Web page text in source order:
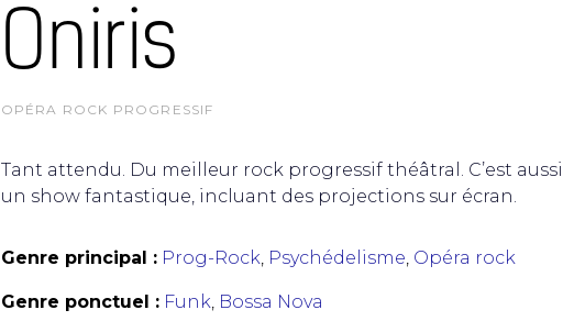
Oniris
OPÉRA ROCK PROGRESSIF
Tant attendu. Du meilleur rock progressif théâtral. C’est aussi
un show fantastique, incluant des projections sur écran.
Genre principal : Prog-Rock, Psychédelisme, Opéra rock
Genre ponctuel : Funk, Bossa Nova